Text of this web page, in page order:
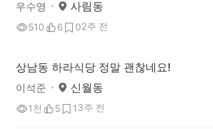
우수영 사림동
510 6 02주 전
상남동 하라식당 정말 괜찮네요!
이석준 신월동
1천 5 1 3주 전